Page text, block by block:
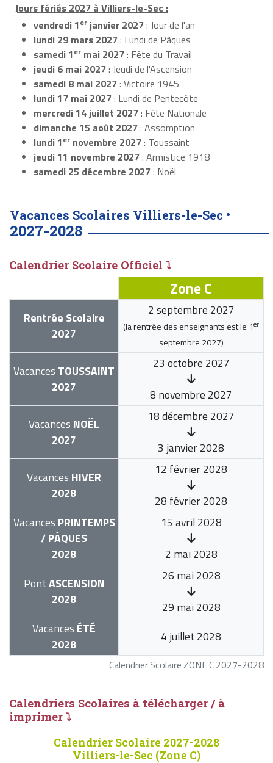
Jours fériés 2027 à Villiers-le-Sec :
vendredi 1er janvier 2027: Jour de l'an
lundi 29 mars 2027: Lundi de Pâques
samedi 1er mai 2027: Fête du Travail
jeudi 6 mai 2027: Jeudi de l'Ascension
samedi 8 mai 2027: Victoire 1945
lundi 17 mai 2027: Lundi de Pentecôte
mercredi 14 juillet 2027: Fête Nationale
dimanche 15 août 2027: Assomption
lundi 1er novembre 2027: Toussaint
jeudi 11 novembre 2027: Armistice 1918
samedi 25 décembre 2027: Noël
Vacances Scolaires Villiers-le-Sec •
2027-2028
Calendrier Scolaire Officiel ⤵
Calendrier Scolaire ZONE C 2027-2028
Zone C
Rentrée Scolaire
2027
2 septembre 2027
(la rentrée des enseignants est le 1er
septembre 2027)
Vacances TOUSSAINT
2027
23 octobre 2027
8 novembre 2027
Vacances NOËL
2027
18 décembre 2027
3 janvier 2028
Vacances HIVER
2028
12 février 2028
28 février 2028
Vacances PRINTEMPS
/ PÂQUES
2028
15 avril 2028
2 mai 2028
PontASCENSION
2028
26 mai 2028
29 mai 2028
Vacances ÉTÉ
2028
4 juillet 2028
Calendriers Scolaires à télécharger / à
imprimer ⤵
Calendrier Scolaire 2027-2028
Villiers-le-Sec (Zone C)